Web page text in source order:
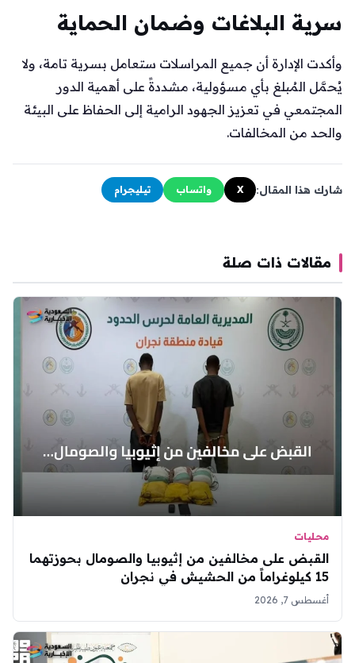
سرية البلاغات وضمان الحماية
وأكدت الإدارة أن جميع المراسلات ستعامل بسرية تامة، ولا
يُحمَّل المُبلغ بأي مسؤولية، مشددةً على أهمية الدور
المجتمعي في تعزيز الجهود الرامية إلى الحفاظ على البيئة
والحد من المخالفات.
شارك هذا المقال: X واتساب تيليجرام
مقالات ذات صلة
محليات
القبض على مخالفين من إثيوبيا والصومال بحوزتهما
15 كيلوغراماً من الحشيش في نجران
أغسطس 7, 2026